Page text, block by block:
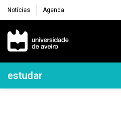
Notícias Agenda
Navegação Principal
Navegação Lateral
estudar